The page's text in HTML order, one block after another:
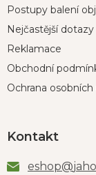
Postupy balení
Nejčastější dotazy
Reklamace
Obchodní
Ochrana osobních
Kontakt
eshop@